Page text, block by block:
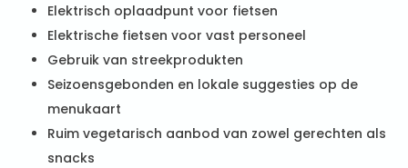
Elektrisch oplaadpunt voor fietsen
Elektrische fietsen voor vast personeel
Gebruik van streekprodukten
Seizoensgebonden en lokale suggesties op de
menukaart
Ruim vegetarisch aanbod van zowel gerechten als
snacks